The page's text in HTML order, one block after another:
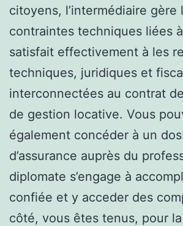
citoyens, l’intermédiaire gère
contraintes techniques liées
satisfait effectivement à les
techniques, juridiques et
interconnectées au contrat
de gestion locative. Vous
également concéder à un
d’assurance auprès du
diplomate s’engage à
confiée et y acceder des
côté, vous êtes tenus, pour